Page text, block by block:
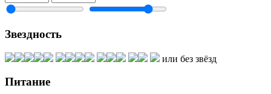
Звездность
или без звёзд
Питание